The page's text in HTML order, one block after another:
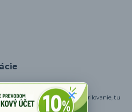
kuchyňu alebo záhradné grilovanie, tu
by ste mali vedieť: